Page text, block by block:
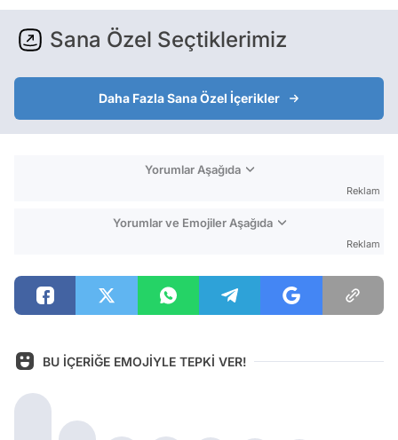
Sana Özel Seçtiklerimiz
Daha Fazla Sana Özel İçerikler
Yorumlar Aşağıda
Reklam
Yorumlar ve Emojiler Aşağıda
Reklam
BU İÇERİĞE EMOJİYLE TEPKİ VER!